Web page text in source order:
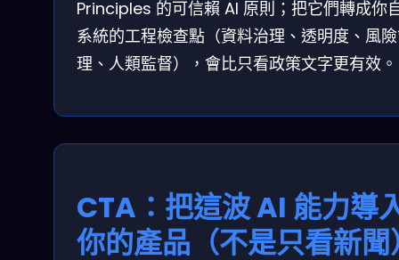
Principles 的可信賴 AI 原則；把它們轉成你
系統的工程檢查點（資料治理、透明度、風
理、人類監督），會比只看政策文字更有效。
CTA：把這波 AI 能力導
你的產品（不是只看新聞